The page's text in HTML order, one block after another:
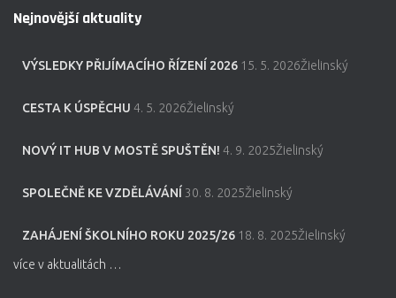
Nejnovější aktuality
VÝSLEDKY PŘIJÍMACÍHO ŘÍZENÍ 2026 15. 5. 2026Žielinský
CESTA K ÚSPĚCHU 4. 5. 2026Žielinský
NOVÝ IT HUB V MOSTĚ SPUŠTĚN! 4. 9. 2025Žielinský
SPOLEČNĚ KE VZDĚLÁVÁNÍ 30. 8. 2025Žielinský
ZAHÁJENÍ ŠKOLNÍHO ROKU 2025/26 18. 8. 2025Žielinský
více v aktualitách …